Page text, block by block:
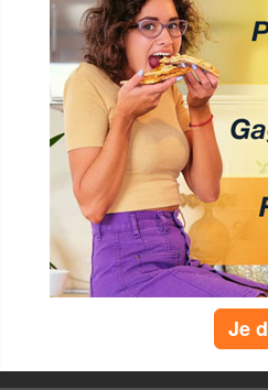
comment choisir son pain
Vérifier le poids du produit
Attention aux appellations des pains
Lire attentivement l'étiquette du pain
Vérifier le
Je